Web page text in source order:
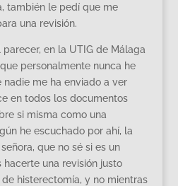
también le pedí que me
una revisión.
en la UTIG de Málaga
personalmente nunca he
me ha enviado a ver
en todos los documentos
si misma como una
he escuchado por ahí, la
que no sé si es un
hacerte una revisión justo
histerectomía, y no mientras